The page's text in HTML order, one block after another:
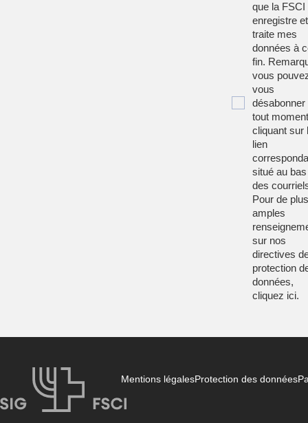
que la FSCI
enregistre et
traite mes
données à
fin.
vous
vous
désabonner
tout
cliquant sur
lien
situé au bas
des
Pour de plus
amples
sur nos
directives
protection
données,
cliquez ici.
Mentions légalesProtection des données